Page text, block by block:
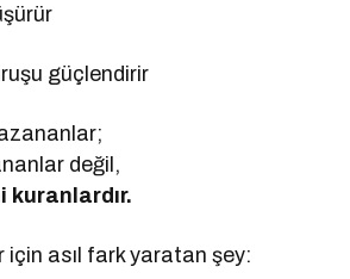
güçlendirir
değil,
kuranlardır.
için asıl fark yaratan şey: